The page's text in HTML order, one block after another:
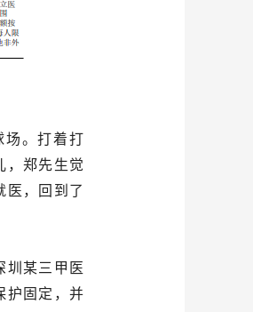
。打着打
，郑先生觉
，回到了
圳某三甲医
护固定，并